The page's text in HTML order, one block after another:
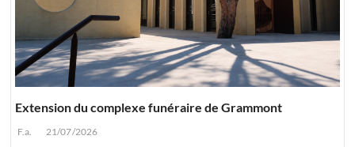
Extension du complexe funéraire de Grammont
F.a. 21/07/2026